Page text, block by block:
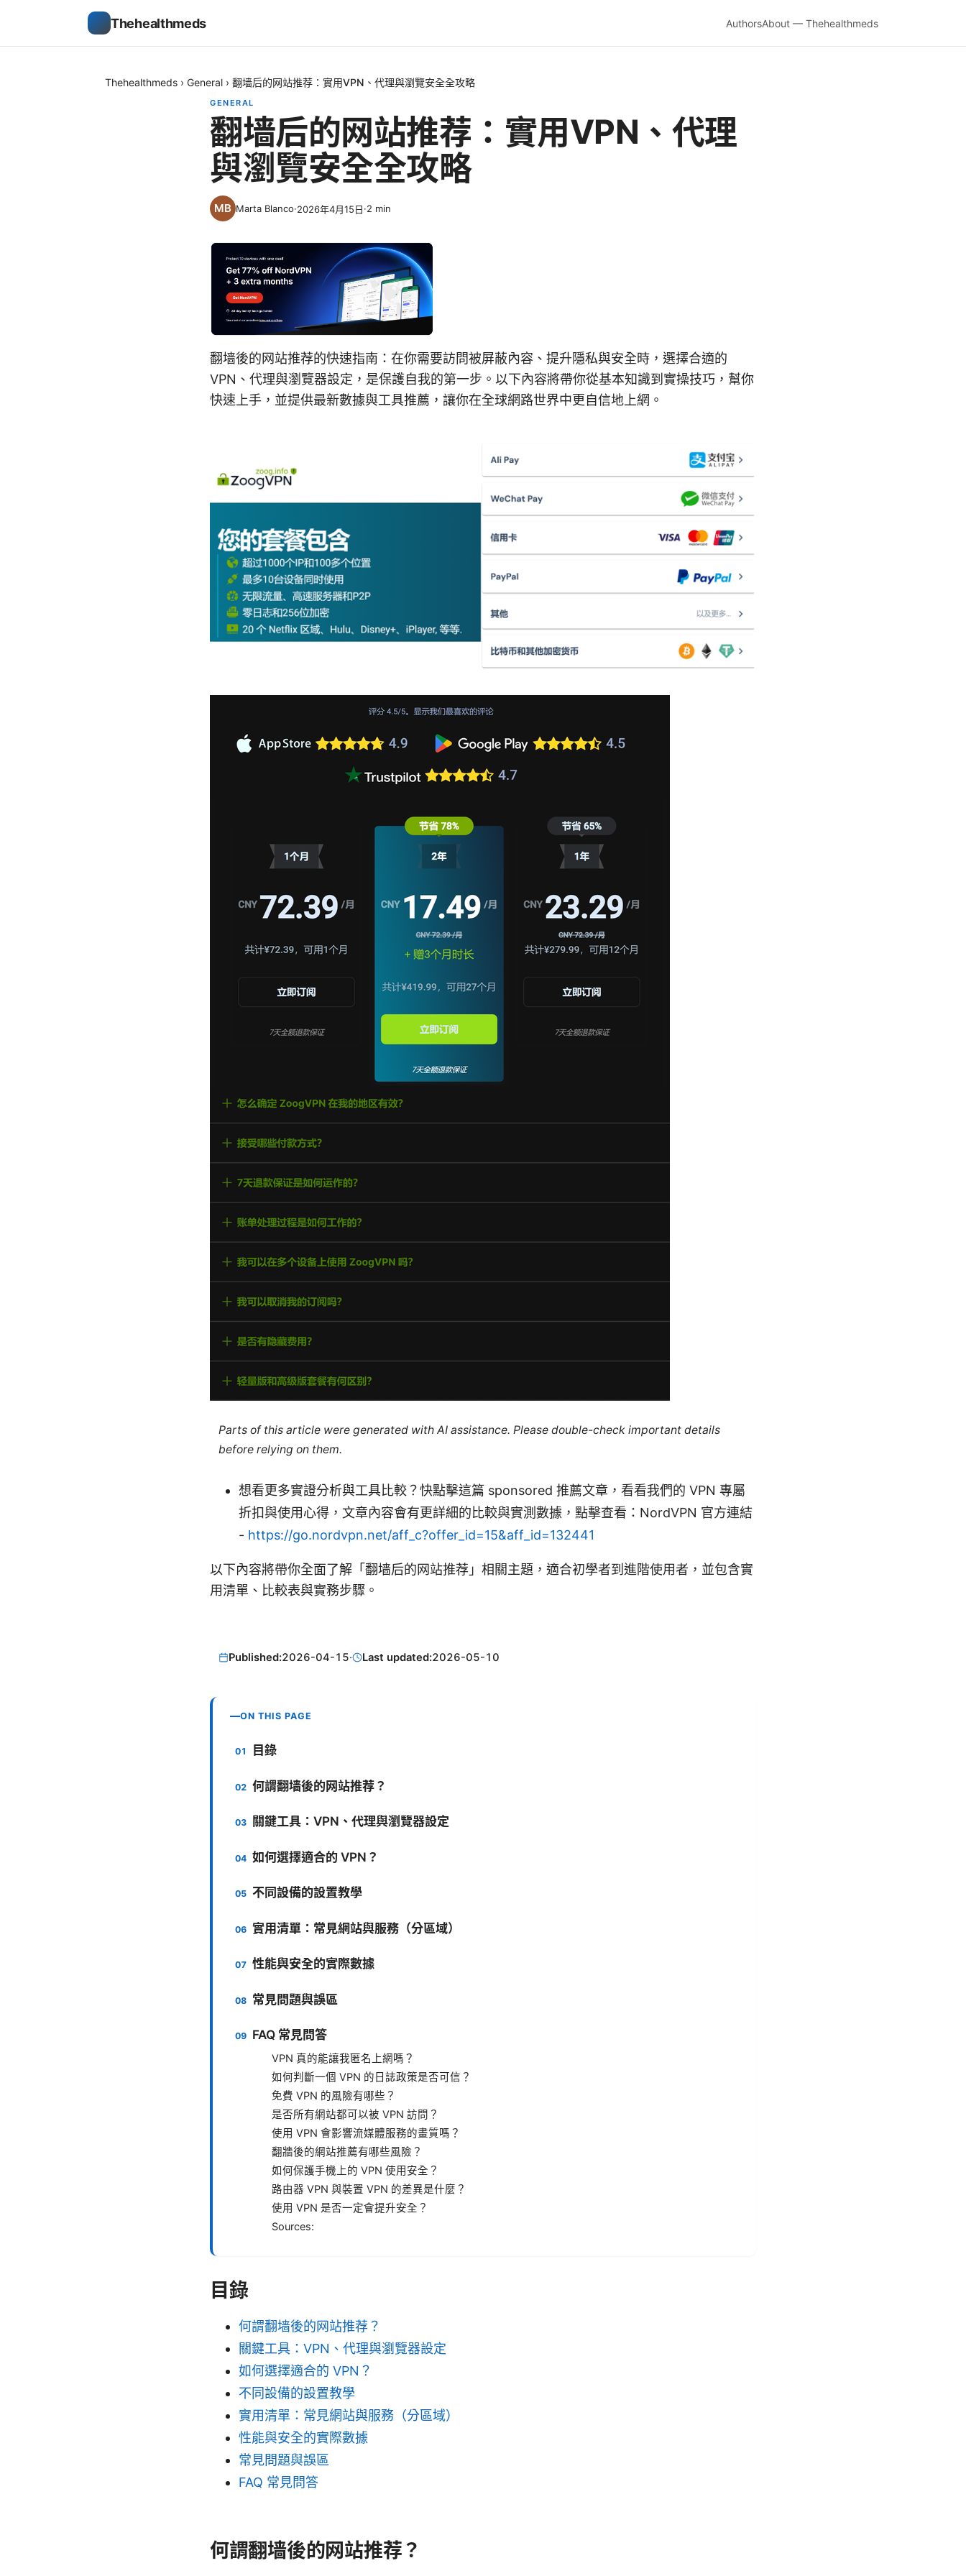
Thehealthmeds AuthorsAbout — Thehealthmeds
Thehealthmeds › General › 翻墙后的网站推荐：實用VPN、代理與瀏覽安全全攻略
GENERAL
翻墙后的网站推荐：實用VPN、代理
與瀏覽安全全攻略
Marta Blanco·2026年4月15日·2 min
翻墙後的网站推荐的快速指南：在你需要訪問被屏蔽內容、提升隱私與安全時，選擇合適的
VPN、代理與瀏覽器設定，是保護自我的第一步。以下內容將帶你從基本知識到實操技巧，幫你
快速上手，並提供最新數據與工具推薦，讓你在全球網路世界中更自信地上網。
Parts of this article were generated with AI assistance. Please double-check important details
before relying on them.
想看更多實證分析與工具比較？快點擊這篇 sponsored 推薦文章，看看我們的 VPN 專屬
折扣與使用心得，文章內容會有更詳細的比較與實測數據，點擊查看：NordVPN 官方連結
- https://go.nordvpn.net/aff_c?offer_id=15&aff_id=132441
以下內容將帶你全面了解「翻墙后的网站推荐」相關主題，適合初學者到進階使用者，並包含實
用清單、比較表與實務步驟。
Published:2026-04-15· Last updated:2026-05-10
ON THIS PAGE
目錄
何謂翻墙後的网站推荐？
關鍵工具：VPN、代理與瀏覽器設定
如何選擇適合的 VPN？
不同設備的設置教學
實用清單：常見網站與服務（分區域）
性能與安全的實際數據
常見問題與誤區
FAQ 常見問答
VPN 真的能讓我匿名上網嗎？
如何判斷一個 VPN 的日誌政策是否可信？
免費 VPN 的風險有哪些？
是否所有網站都可以被 VPN 訪問？
使用 VPN 會影響流媒體服務的畫質嗎？
翻牆後的網站推薦有哪些風險？
如何保護手機上的 VPN 使用安全？
路由器 VPN 與裝置 VPN 的差異是什麼？
使用 VPN 是否一定會提升安全？
Sources:
目錄
何謂翻墙後的网站推荐？
關鍵工具：VPN、代理與瀏覽器設定
如何選擇適合的 VPN？
不同設備的設置教學
實用清單：常見網站與服務（分區域）
性能與安全的實際數據
常見問題與誤區
FAQ 常見問答
何謂翻墙後的网站推荐？